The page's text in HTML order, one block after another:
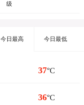
级
今日最高 今日最低
37°C
36°C